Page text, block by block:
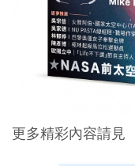
更多精彩內容請見